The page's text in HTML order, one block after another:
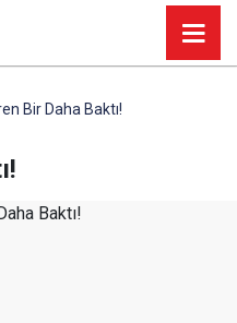
Bir Daha Baktı!